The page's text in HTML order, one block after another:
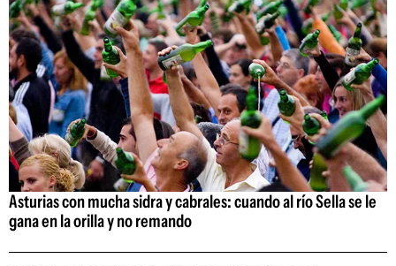
Asturias con mucha sidra y cabrales: cuando al río Sella se le
gana en la orilla y no remando